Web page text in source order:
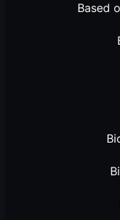
Based